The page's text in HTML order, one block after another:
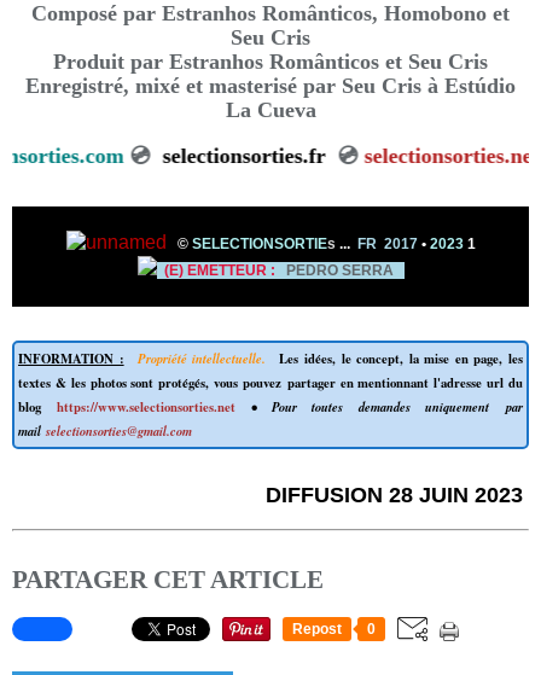
Composé par Estranhos Românticos, Homobono et
Seu Cris
Produit par Estranhos Românticos et Seu Cris
Enregistré, mixé et masterisé par Seu Cris à Estúdio
La Cueva
💿 selectionsorties.fr💿
© SELECTIONSORTIEs ... FR 2017 • 2023 1
(E) EMETTEUR :
PEDRO SERRA
INFORMATION : Propriété intellectuelle.
Les idées, le concept, la mise en page, les
textes & les photos sont protégés, vous pouvez partager en mentionnant l'adresse url du
blog
https://www.selectionsorties.net
• Pour toutes demandes uniquement par
mail selectionsorties@gmail.com
DIFFUSION 28 JUIN 2023
PARTAGER CET ARTICLE
Repost 0